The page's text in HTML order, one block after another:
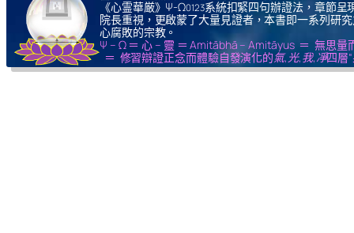
《心霊華厳》Ψ-Ω0123系統扣緊四句辦證法，章節呈
院長重視，更啟蒙了大量見證者，本書即一系列研
心腐敗的宗教。
Ψ – Ω ＝ 心 – 靈 ＝ Amitābhā – Amitāyus ＝ 無思
＝ 修習辯證正念而體驗自發演化的氣,光,我,凈四層